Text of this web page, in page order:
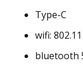
Type-C
wifi:
bluetooth